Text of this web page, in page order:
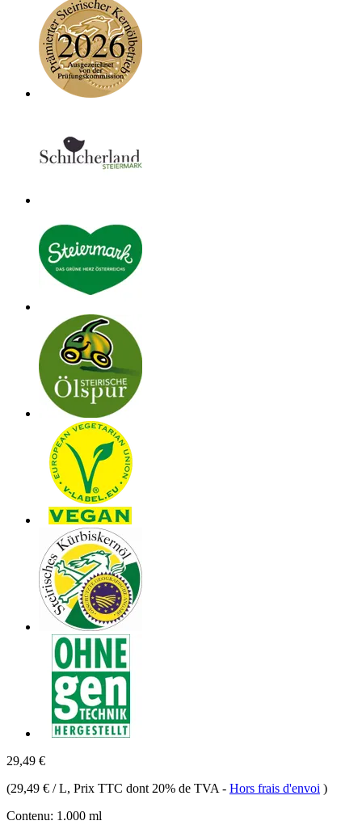
29,49 €
(29,49 € / L, Prix TTC dont 20% de TVA - Hors frais d'envoi )
Contenu: 1.000 ml